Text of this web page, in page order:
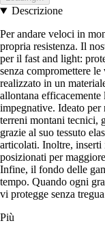
Descrizione
Per andare veloci in
propria resistenza. Il
per il fast and light:
senza compromettere
realizzato in un
allontana
impegnative. Ideato per
terreni montani tecnici,
grazie al suo tessuto
articolati. Inoltre, inserti
posizionati per
Infine, il fondo delle
tempo. Quando ogni
vi protegge senza
Più